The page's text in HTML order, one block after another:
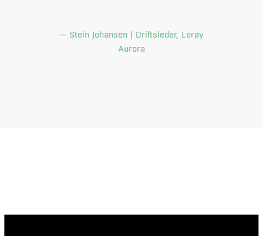
— Stein Johansen | Driftsleder, Lerøy
Aurora